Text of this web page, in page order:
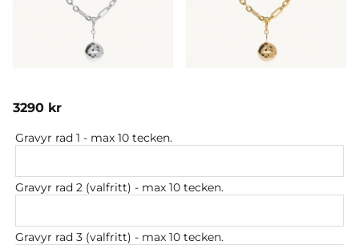
3290 kr
Gravyr rad 1 - max 10 tecken.
Gravyr rad 2 (valfritt) - max 10 tecken.
Gravyr rad 3 (valfritt) - max 10 tecken.